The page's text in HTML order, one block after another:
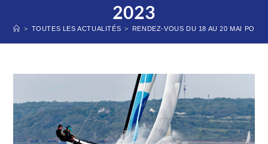
2023
> TOUTES LES ACTUALITÉS > RENDEZ-VOUS DU 18 AU 20 MAI POUR